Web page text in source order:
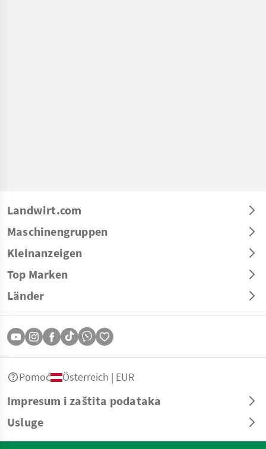
Landwirt.com
Maschinengruppen
Kleinanzeigen
Top Marken
Länder
Impresum i zaštita podataka
Usluge
Pomoć Österreich | EUR